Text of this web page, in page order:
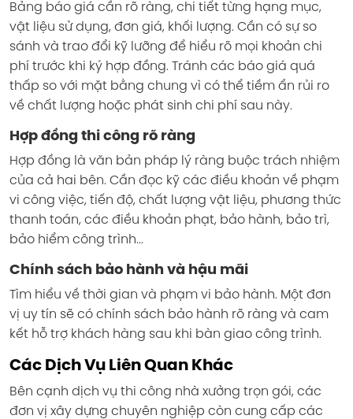
Bảng báo giá cần rõ ràng, chi tiết từng hạng mục,
vật liệu sử dụng, đơn giá, khối lượng. Cần có sự so
sánh và trao đổi kỹ lưỡng để hiểu rõ mọi khoản chi
phí trước khi ký hợp đồng. Tránh các báo giá quá
thấp so với mặt bằng chung vì có thể tiềm ẩn rủi ro
về chất lượng hoặc phát sinh chi phí sau này.
Hợp đồng thi công rõ ràng
Hợp đồng là văn bản pháp lý ràng buộc trách nhiệm
của cả hai bên. Cần đọc kỹ các điều khoản về phạm
vi công việc, tiến độ, chất lượng vật liệu, phương thức
thanh toán, các điều khoản phạt, bảo hành, bảo trì,
bảo hiểm công trình...
Chính sách bảo hành và hậu mãi
Tìm hiểu về thời gian và phạm vi bảo hành. Một đơn
vị uy tín sẽ có chính sách bảo hành rõ ràng và cam
kết hỗ trợ khách hàng sau khi bàn giao công trình.
Các Dịch Vụ Liên Quan Khác
Bên cạnh dịch vụ thi công nhà xưởng trọn gói, các
đơn vị xây dựng chuyên nghiệp còn cung cấp các